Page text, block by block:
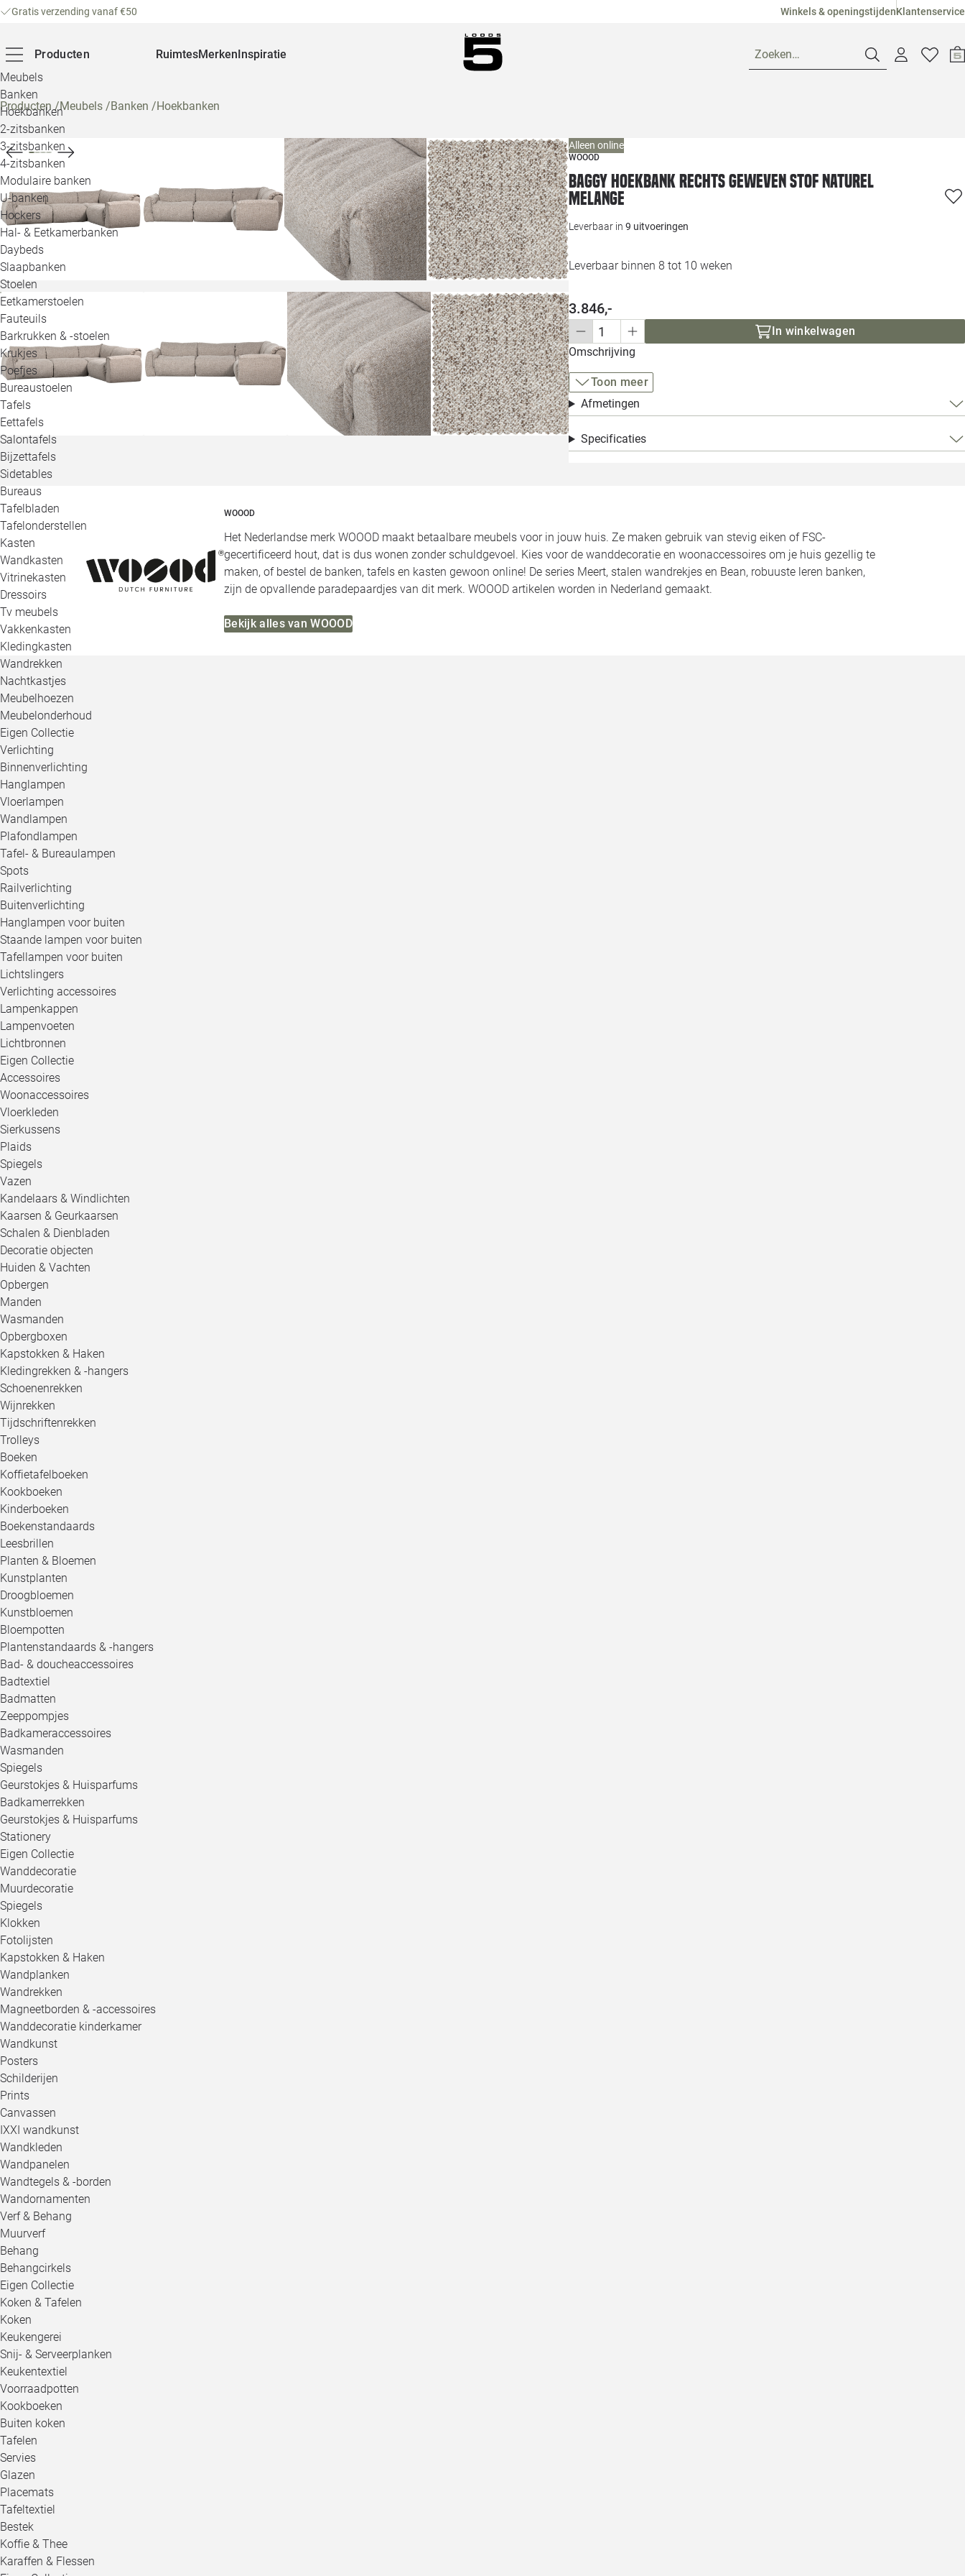
Gratis verzending vanaf €50 Winkels & openingstijdenKlantenservice
Producten
Meubels
Banken
Hoekbanken
2-zitsbanken
3-zitsbanken
4-zitsbanken
Modulaire banken
U-banken
Hockers
Hal- & Eetkamerbanken
Daybeds
Slaapbanken
Stoelen
Eetkamerstoelen
Fauteuils
Barkrukken & -stoelen
Krukjes
Poefjes
Bureaustoelen
Tafels
Eettafels
Salontafels
Bijzettafels
Sidetables
Bureaus
Tafelbladen
Tafelonderstellen
Kasten
Wandkasten
Vitrinekasten
Dressoirs
Tv meubels
Vakkenkasten
Kledingkasten
Wandrekken
Nachtkastjes
Meubelhoezen
Meubelonderhoud
Eigen Collectie
Verlichting
Binnenverlichting
Hanglampen
Vloerlampen
Wandlampen
Plafondlampen
Tafel- & Bureaulampen
Spots
Railverlichting
Buitenverlichting
Hanglampen voor buiten
Staande lampen voor buiten
Tafellampen voor buiten
Lichtslingers
Verlichting accessoires
Lampenkappen
Lampenvoeten
Lichtbronnen
Eigen Collectie
Accessoires
Woonaccessoires
Vloerkleden
Sierkussens
Plaids
Spiegels
Vazen
Kandelaars & Windlichten
Kaarsen & Geurkaarsen
Schalen & Dienbladen
Decoratie objecten
Huiden & Vachten
Opbergen
Manden
Wasmanden
Opbergboxen
Kapstokken & Haken
Kledingrekken & -hangers
Schoenenrekken
Wijnrekken
Tijdschriftenrekken
Trolleys
Boeken
Koffietafelboeken
Kookboeken
Kinderboeken
Boekenstandaards
Leesbrillen
Planten & Bloemen
Kunstplanten
Droogbloemen
Kunstbloemen
Bloempotten
Plantenstandaards & -hangers
Bad- & doucheaccessoires
Badtextiel
Badmatten
Zeeppompjes
Badkameraccessoires
Wasmanden
Spiegels
Geurstokjes & Huisparfums
Badkamerrekken
Geurstokjes & Huisparfums
Stationery
Eigen Collectie
Wanddecoratie
Muurdecoratie
Spiegels
Klokken
Fotolijsten
Kapstokken & Haken
Wandplanken
Wandrekken
Magneetborden & -accessoires
Wanddecoratie kinderkamer
Wandkunst
Posters
Schilderijen
Prints
Canvassen
IXXI wandkunst
Wandkleden
Wandpanelen
Wandtegels & -borden
Wandornamenten
Verf & Behang
Muurverf
Behang
Behangcirkels
Eigen Collectie
Koken & Tafelen
Koken
Keukengerei
Snij- & Serveerplanken
Keukentextiel
Voorraadpotten
Kookboeken
Buiten koken
Tafelen
Servies
Glazen
Placemats
Tafeltextiel
Bestek
Koffie & Thee
Karaffen & Flessen
RuimtesMerkenInspiratie Zoeken…
Loods 5
Alle
Producten/Meubels /Banken /Hoekbanken
Alleen online
WOOOD
Baggy hoekbank rechts geweven stof naturel
melange
Leverbaar in 9 uitvoeringen
Leverbaar binnen 8 tot 10 weken
3.846,-
In winkelwagen
Omschrijving
Toon meer
Afmetingen
Specificaties
WOOOD
Het Nederlandse merk WOOOD maakt betaalbare meubels voor in jouw huis. Ze maken gebruik van stevig eiken of FSC-
gecertificeerd hout, dat is dus wonen zonder schuldgevoel. Kies voor de wanddecoratie en woonaccessoires om je huis gezellig te
maken, of bestel de banken, tafels en kasten gewoon online! De series Meert, stalen wandrekjes en Bean, robuuste leren banken,
zijn de opvallende paradepaardjes van dit merk. WOOOD artikelen worden in Nederland gemaakt.
Bekijk alles van WOOOD